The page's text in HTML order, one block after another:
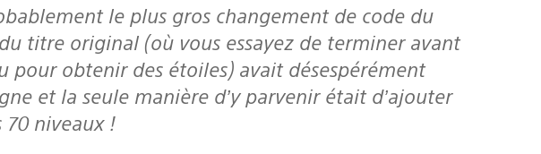
titre original (où vous essayez de terminer avant
pour obtenir des étoiles) avait désespérément
et la seule manière d’y parvenir était d’ajouter
70 niveaux !